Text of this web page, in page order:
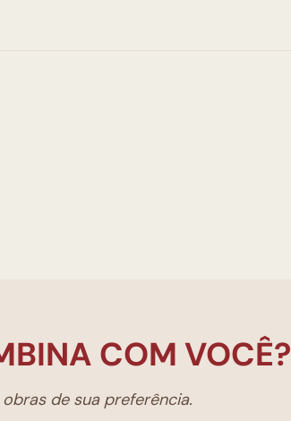
COM VOCÊ?
de sua preferência.